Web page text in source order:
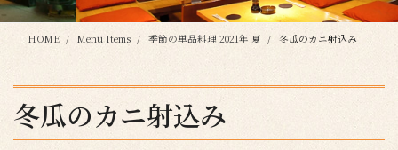
HOME Menu Items 季節の単品料理 2021年 夏 冬瓜のカニ射込み
冬瓜のカニ射込み